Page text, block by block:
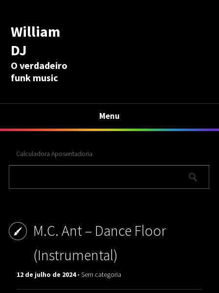
William
DJ
O verdadeiro
funk music
Menu
Calculadora Aposentadoria
M.C. Ant ‎– Dance Floor
(Instrumental)
12 de julho de 2024 -Sem categoria